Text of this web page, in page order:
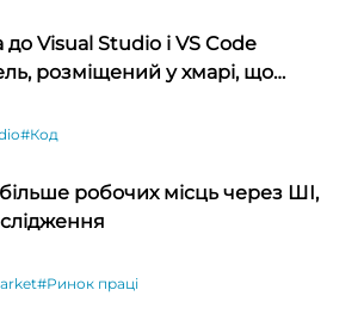
Visual Studio і VS Code
розміщений у хмарі, що
API
#Код
робочих місць через ШІ,
#Ринок праці